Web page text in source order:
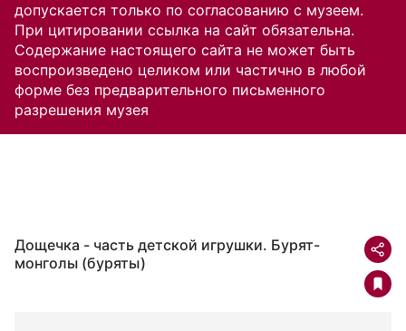
допускается только по согласованию с музеем.
При цитировании ссылка на сайт обязательна.
Содержание настоящего сайта не может быть
воспроизведено целиком или частично в любой
форме без предварительного письменного
разрешения музея
Дощечка - часть детской игрушки. Бурят-
монголы (буряты)